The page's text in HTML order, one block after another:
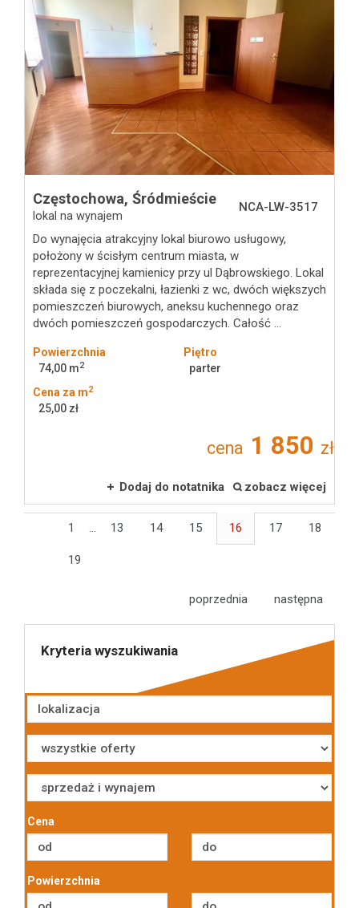
Częstochowa, Śródmieście
lokal na wynajem
NCA-LW-3517
Do wynajęcia atrakcyjny lokal biurowo usługowy,
położony w ścisłym centrum miasta, w
reprezentacyjnej kamienicy przy ul Dąbrowskiego. Lokal
składa się z poczekalni, łazienki z wc, dwóch większych
pomieszczeń biurowych, aneksu kuchennego oraz
dwóch pomieszczeń gospodarczych. Całość ...
Powierzchnia
74,00 m2
Piętro
parter
Cena za m2
25,00 zł
cena 1 850 zł
Dodaj do notatnika zobacz więcej
1 ... 13 14 15 16 17 18
19
poprzednia następna
Kryteria wyszukiwania
Cena
Powierzchnia